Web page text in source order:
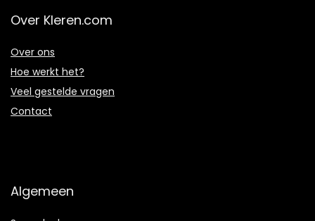
Over Kleren.com
Over ons
Hoe werkt het?
Veel gestelde vragen
Contact
Algemeen